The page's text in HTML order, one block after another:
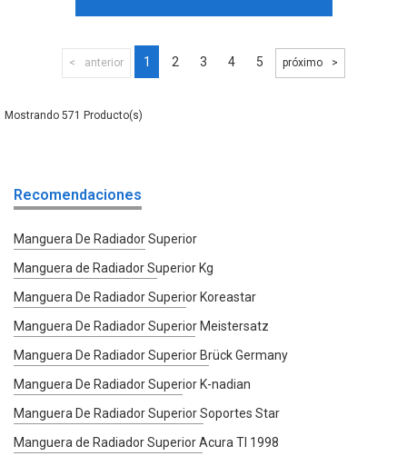
anterior 1 2 3 4 5 próximo
571
Recomendaciones
Manguera De Radiador Superior
Manguera de Radiador Superior Kg
Manguera De Radiador Superior Koreastar
Manguera De Radiador Superior Meistersatz
Manguera De Radiador Superior Brück Germany
Manguera De Radiador Superior K-nadian
Manguera De Radiador Superior Soportes Star
Manguera de Radiador Superior Acura Tl 1998